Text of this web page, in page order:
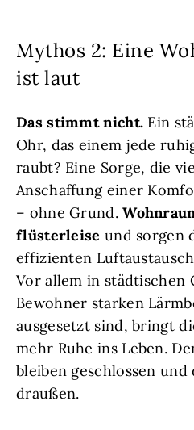
Mythos 2: Eine
ist laut
Das stimmt nicht. Ein
Ohr, das einem jede
raubt? Eine Sorge, die
Anschaffung einer
– ohne Grund.
flüsterleise und sorgen
effizienten
Vor allem in städtischen
Bewohner starken
ausgesetzt sind, bringt
mehr Ruhe ins Leben.
bleiben geschlossen
draußen.